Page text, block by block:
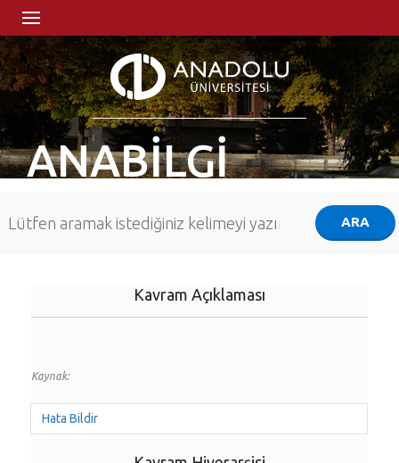
ANABİLGİ
Kavram Açıklaması
Kaynak:
Hata Bildir